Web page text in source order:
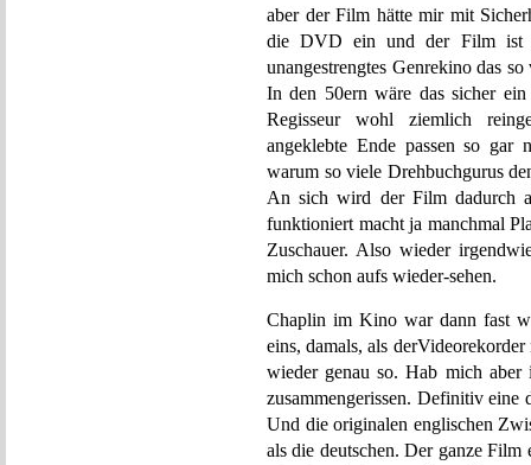
aber der Film hätte mir mit
die DVD ein und der Film ist
unangestrengtes Genrekino das
In den 50ern wäre das sicher
Regisseur wohl ziemlich
angeklebte Ende passen so gar
warum so viele Drehbuchgurus
An sich wird der Film dadurch
funktioniert macht ja manchmal
Zuschauer. Also wieder
mich schon aufs wieder-sehen.
Chaplin im Kino war dann fast
eins, damals, als
wieder genau so. Hab mich
zusammengerissen. Definitiv eine
Und die originalen englischen
als die deutschen. Der ganze